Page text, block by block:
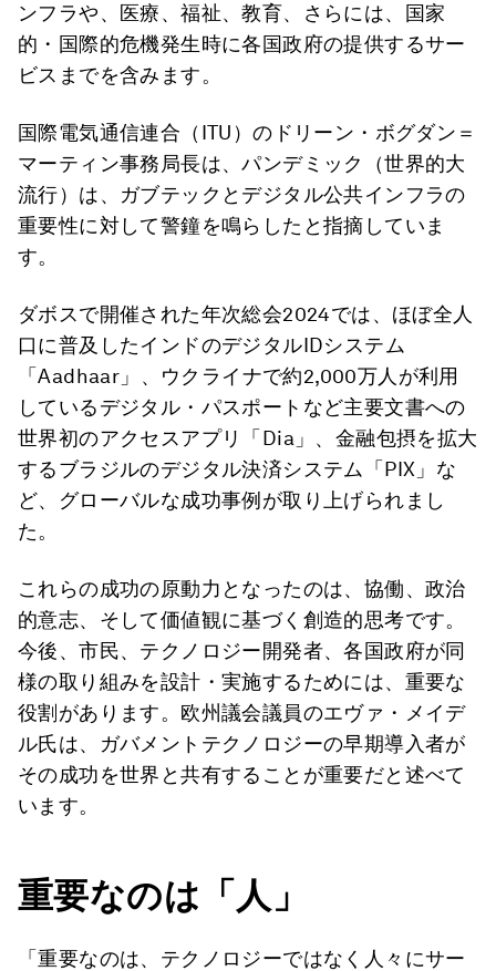
ンフラや、医療、福祉、教育、さらには、国家
的・国際的危機発生時に各国政府の提供するサー
ビスまでを含みます。
国際電気通信連合（ITU）のドリーン・ボグダン＝
マーティン事務局長は、パンデミック（世界的大
流行）は、ガブテックとデジタル公共インフラの
重要性に対して警鐘を鳴らしたと指摘していま
す。
ダボスで開催された年次総会2024では、ほぼ全人
口に普及したインドのデジタルIDシステム
「Aadhaar」、ウクライナで約2,000万人が利用
しているデジタル・パスポートなど主要文書への
世界初のアクセスアプリ「Dia」、金融包摂を拡大
するブラジルのデジタル決済システム「PIX」な
ど、グローバルな成功事例が取り上げられまし
た。
これらの成功の原動力となったのは、協働、政治
的意志、そして価値観に基づく創造的思考です。
今後、市民、テクノロジー開発者、各国政府が同
様の取り組みを設計・実施するためには、重要な
役割があります。欧州議会議員のエヴァ・メイデ
ル氏は、ガバメントテクノロジーの早期導入者が
その成功を世界と共有することが重要だと述べて
います。
重要なのは「人」
「重要なのは、テクノロジーではなく人々にサー